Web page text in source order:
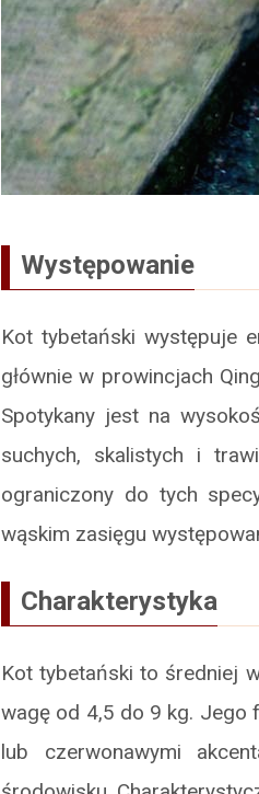
Występowanie
Kot tybetański występuje
głównie w prowincjach
Spotykany jest na
suchych, skalistych i
ograniczony do tych
wąskim zasięgu
Charakterystyka
Kot tybetański to średniej
wagę od 4,5 do 9 kg. Jego
lub czerwonawymi